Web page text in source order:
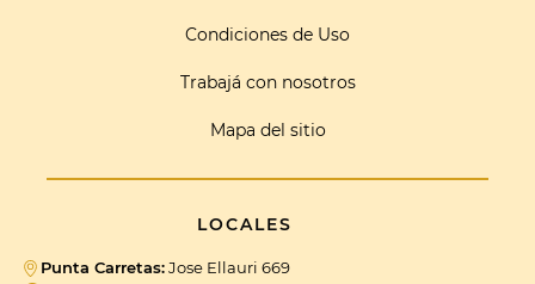
Condiciones de Uso
Trabajá con nosotros
Mapa del sitio
LOCALES
Punta Carretas:Jose Ellauri 669